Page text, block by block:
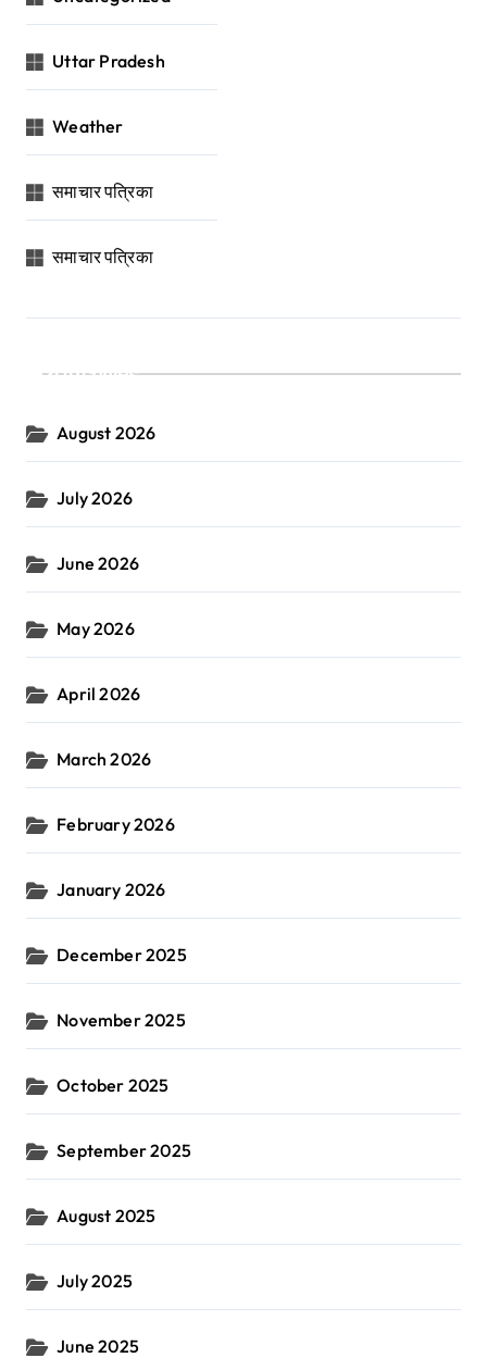
Uttar Pradesh
Weather
समाचार पत्रिका
समाचार पत्रिका
Archives
August 2026
July 2026
June 2026
May 2026
April 2026
March 2026
February 2026
January 2026
December 2025
November 2025
October 2025
September 2025
August 2025
July 2025
June 2025